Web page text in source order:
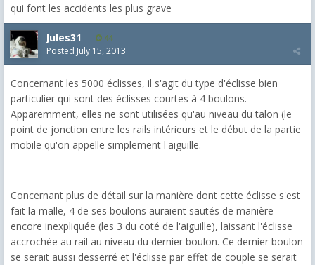
qui font les accidents les plus grave
Jules31 44
Posted July 15, 2013
Concernant les 5000 éclisses, il s'agit du type d'éclisse bien
particulier qui sont des éclisses courtes à 4 boulons.
Apparemment, elles ne sont utilisées qu'au niveau du talon (le
point de jonction entre les rails intérieurs et le début de la partie
mobile qu'on appelle simplement l'aiguille.
Concernant plus de détail sur la manière dont cette éclisse s'est
fait la malle, 4 de ses boulons auraient sautés de manière
encore inexpliquée (les 3 du coté de l'aiguille), laissant l'éclisse
accrochée au rail au niveau du dernier boulon. Ce dernier boulon
se serait aussi desserré et l'éclisse par effet de couple se serait